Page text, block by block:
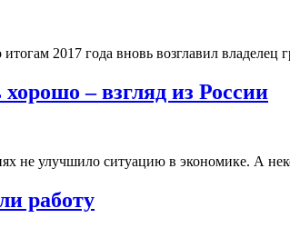
2017 года вновь возглавил
– взгляд из России
улучшило ситуацию в экономике. А
работу